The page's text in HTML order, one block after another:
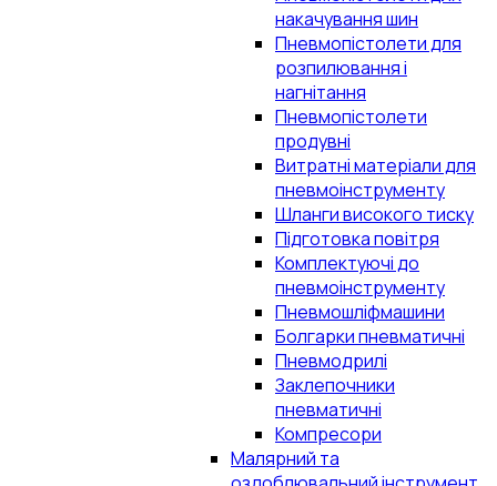
накачування шин
Пневмопістолети для
розпилювання і
нагнітання
Пневмопістолети
продувні
Витратні матеріали для
пневмоінструменту
Шланги високого тиску
Підготовка повітря
Комплектуючі до
пневмоінструменту
Пневмошліфмашини
Болгарки пневматичні
Пневмодрилі
Заклепочники
пневматичні
Компресори
Малярний та